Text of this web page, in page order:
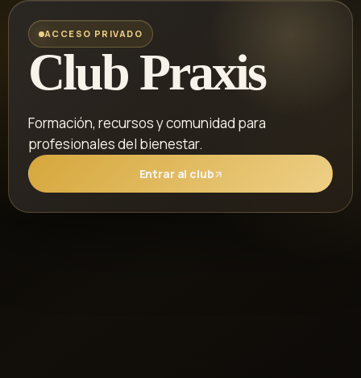
ACCESO PRIVADO
Club Praxis
Formación, recursos y comunidad para
profesionales del bienestar.
Entrar al club